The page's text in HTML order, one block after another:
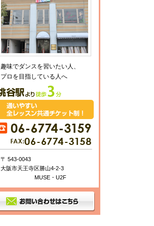
趣味でダンスを習いたい人、
プロを目指している人へ
〒 543-0043
大阪市天王寺区勝山4-2-3
MUSE・U2F